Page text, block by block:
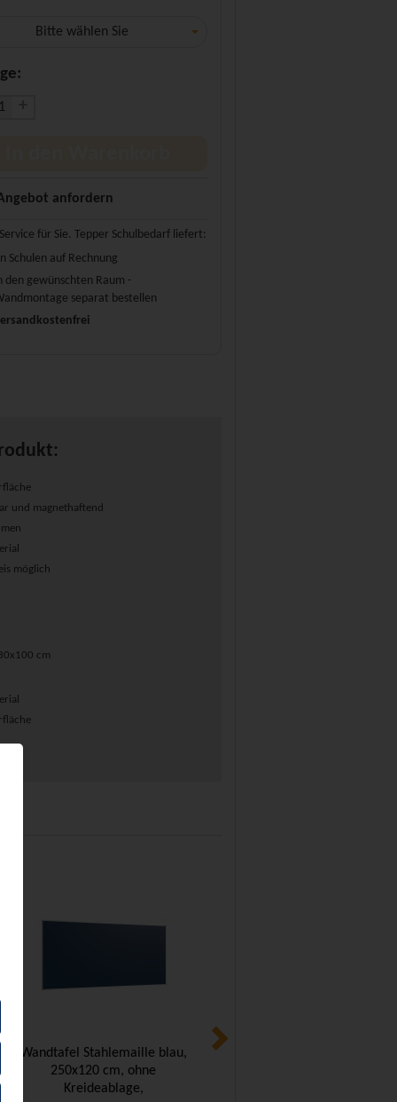
Bitte wählen Sie
anfordern
für Sie. Tepper Schulbedarf liefert:
Schulen auf Rechnung
den gewünschten Raum -
separat bestellen
und magnethaftend
möglich
cm
Wandtafel Stahlemaille blau,
250x120 cm, ohne
Kreideablage,